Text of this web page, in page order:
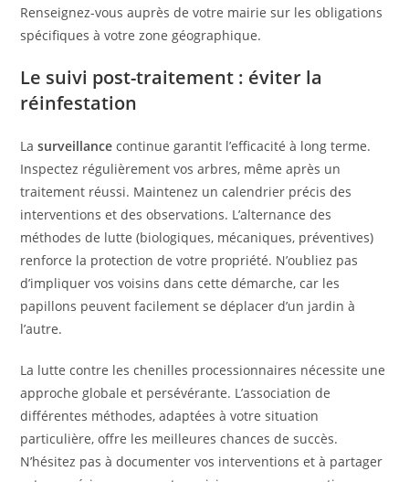
Renseignez-vous auprès de votre mairie sur les obligations
spécifiques à votre zone géographique.
Le suivi post-traitement : éviter la
réinfestation
Lasurveillance continue garantit l’efficacité à long terme.
Inspectez régulièrement vos arbres, même après un
traitement réussi. Maintenez un calendrier précis des
interventions et des observations. L’alternance des
méthodes de lutte (biologiques, mécaniques, préventives)
renforce la protection de votre propriété. N’oubliez pas
d’impliquer vos voisins dans cette démarche, car les
papillons peuvent facilement se déplacer d’un jardin à
l’autre.
La lutte contre les chenilles processionnaires nécessite une
approche globale et persévérante. L’association de
différentes méthodes, adaptées à votre situation
particulière, offre les meilleures chances de succès.
N’hésitez pas à documenter vos interventions et à partager